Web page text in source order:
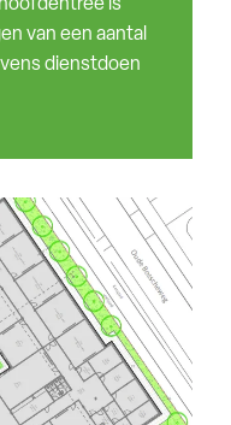
is
van een aantal
dienstdoen